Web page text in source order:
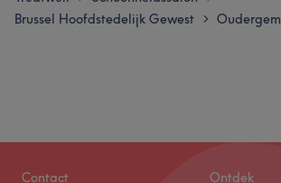
Brussel Hoofdstedelijk Gewest > Oudergem
Contact Ontdek